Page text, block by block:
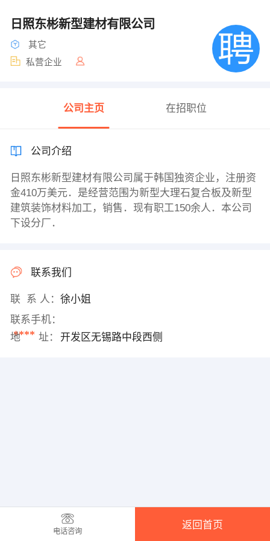
日照东彬新型建材有限公司
其它
私营企业
公司主页 在招职位
公司介绍
日照东彬新型建材有限公司属于韩国独资企业，注册资
金410万美元．是经营范围为新型大理石复合板及新型
建筑装饰材料加工，销售．现有职工150余人．本公司
下设分厂．
联系我们
联 系 人： 徐小姐
联系手机：
****
地 址： 开发区无锡路中段西侧
电话咨询
返回首页